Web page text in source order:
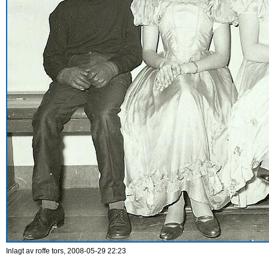
Inlagt av roffe tors, 2008-05-29 22:23